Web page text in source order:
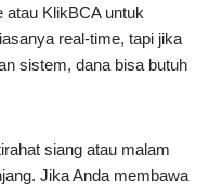
atau KlikBCA untuk
real-time, tapi jika
sistem, dana bisa butuh
siang atau malam
Jika Anda membawa